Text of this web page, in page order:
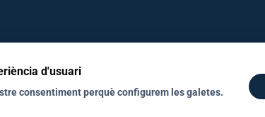
d'usuari
consentiment perquè configurem les galetes.